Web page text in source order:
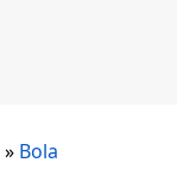
» Bola